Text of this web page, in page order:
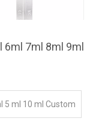
6ml 7ml 8ml 9ml
5 ml 10 ml Custom